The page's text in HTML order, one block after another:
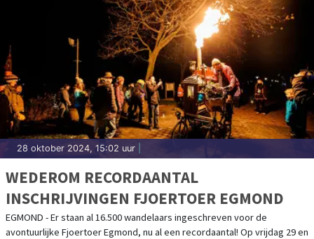
28 oktober 2024, 15:02 uur
WEDEROM RECORDAANTAL
INSCHRIJVINGEN FJOERTOER EGMOND
EGMOND - Er staan al 16.500 wandelaars ingeschreven voor de
avontuurlijke Fjoertoer Egmond, nu al een recordaantal! Op vrijdag 29 en